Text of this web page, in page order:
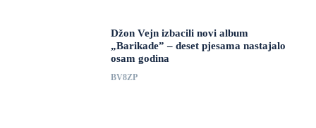
Džon Vejn izbacili novi album
„Barikade” – deset pjesama nastajalo
osam godina
BV8ZP